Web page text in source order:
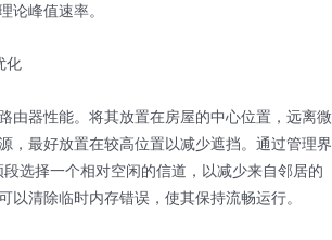
论峰值速率。
化
由器性能。将其放置在房屋的中心位置，远离微
，最好放置在较高位置以减少遮挡。通过管理界
选择一个相对空闲的信道，以减少来自邻居的
以清除临时内存错误，使其保持流畅运行。